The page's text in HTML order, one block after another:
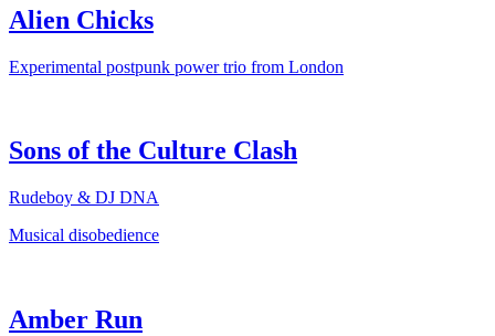
Alien Chicks
Experimental postpunk power trio from London
Sons of the Culture Clash
Rudeboy & DJ DNA
Musical disobedience
Amber Run